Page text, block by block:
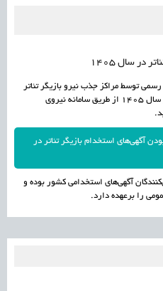
به نهادهای توسعه‌ای و صنفی
در سال 1405
توسط مراکز جذب نیرو بازیگر تئاتر
از طریق جراید رسمی و کثیرالانتشار در سال 1405 از طریق سامانه نیروی
آگهی‌های استخدام بازیگر تئاتر در
آگهی‌های استخدامی کشور بوده و
را برعهده دارد.